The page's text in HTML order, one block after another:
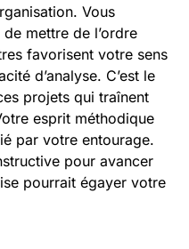
Vous
mettre de l’ordre
favorisent votre sens
d’analyse. C’est le
projets qui traînent
esprit méthodique
par votre entourage.
pour avancer
pourrait égayer votre